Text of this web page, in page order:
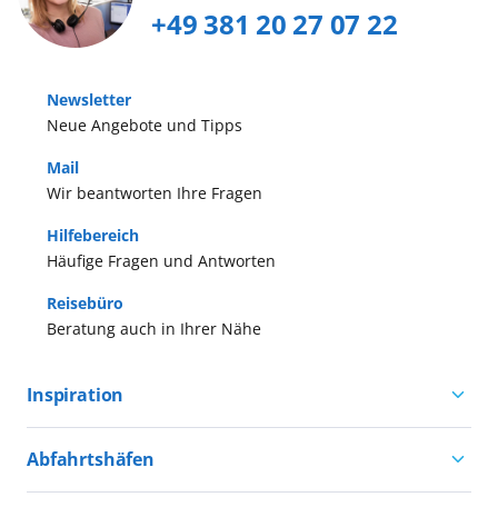
+49 381 20 27 07 22
Neue Angebote und Tipps
Newsletter
Häufige Fragen und Antworten
Hilfebereich
Wir beantworten Ihre Fragen
Mail
Beratung auch in Ihrer Nähe
Reisebüro
Inspiration
Aktivurlaub mit AIDA
Abfahrtshäfen